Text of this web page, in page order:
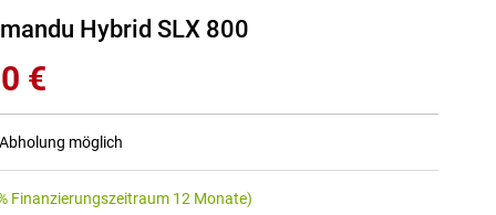
Hybrid SLX 800
€
möglich
Finanzierungszeitraum 12 Monate)